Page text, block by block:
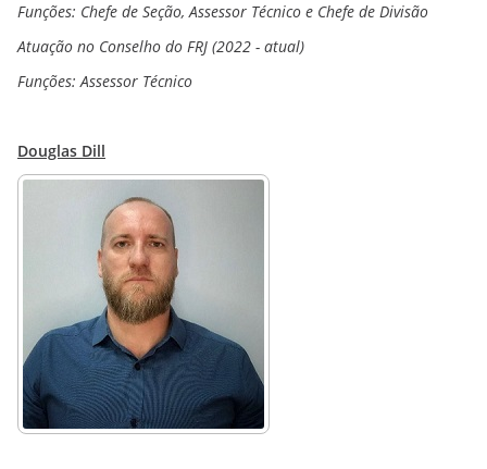
Funções: Chefe de Seção, Assessor Técnico e Chefe de Divisão
Atuação no Conselho do FRJ (2022 - atual)
Funções: Assessor Técnico
Douglas Dill